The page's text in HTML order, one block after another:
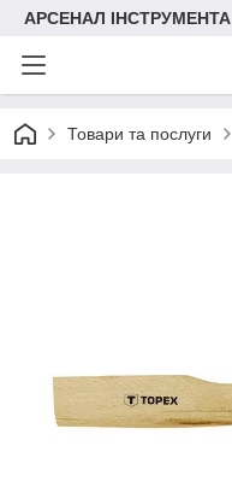
АРСЕНАЛ ІНСТРУМЕНТА
Товари та послуги